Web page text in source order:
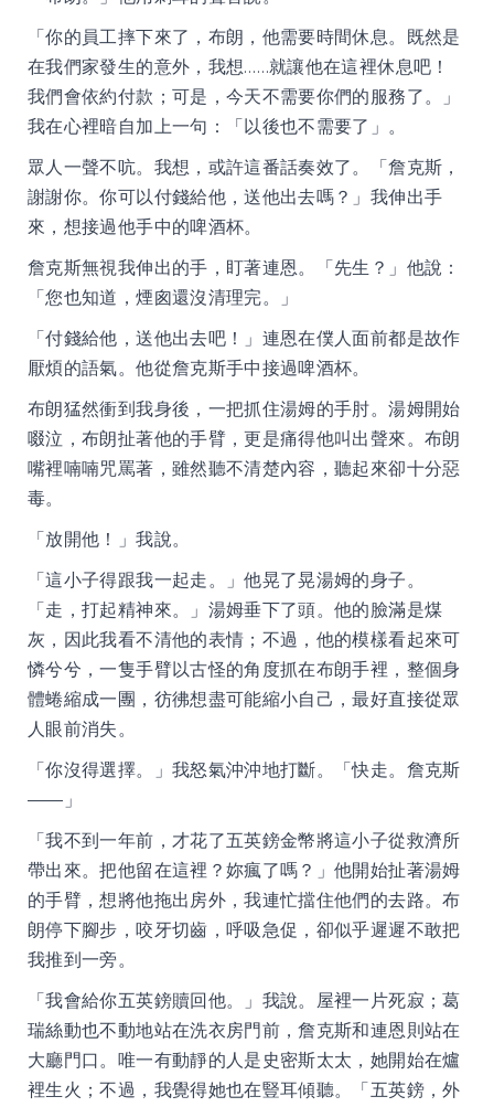
「你的員工摔下來了，布朗，他需要時間休息。既然是
在我們家發生的意外，我想……就讓他在這裡休息吧！
我們會依約付款；可是，今天不需要你們的服務了。」
我在心裡暗自加上一句：「以後也不需要了」。
眾人一聲不吭。我想，或許這番話奏效了。「詹克斯，
謝謝你。你可以付錢給他，送他出去嗎？」我伸出手
來，想接過他手中的啤酒杯。
詹克斯無視我伸出的手，盯著連恩。「先生？」他說：
「您也知道，煙囪還沒清理完。」
「付錢給他，送他出去吧！」連恩在僕人面前都是故作
厭煩的語氣。他從詹克斯手中接過啤酒杯。
布朗猛然衝到我身後，一把抓住湯姆的手肘。湯姆開始
啜泣，布朗扯著他的手臂，更是痛得他叫出聲來。布朗
嘴裡喃喃咒罵著，雖然聽不清楚內容，聽起來卻十分惡
毒。
「放開他！」我說。
「這小子得跟我一起走。」他晃了晃湯姆的身子。
「走，打起精神來。」湯姆垂下了頭。他的臉滿是煤
灰，因此我看不清他的表情；不過，他的模樣看起來可
憐兮兮，一隻手臂以古怪的角度抓在布朗手裡，整個身
體蜷縮成一團，彷彿想盡可能縮小自己，最好直接從眾
人眼前消失。
「你沒得選擇。」我怒氣沖沖地打斷。「快走。詹克斯
——」
「我不到一年前，才花了五英鎊金幣將這小子從救濟所
帶出來。把他留在這裡？妳瘋了嗎？」他開始扯著湯姆
的手臂，想將他拖出房外，我連忙擋住他們的去路。布
朗停下腳步，咬牙切齒，呼吸急促，卻似乎遲遲不敢把
我推到一旁。
「我會給你五英鎊贖回他。」我說。屋裡一片死寂；葛
瑞絲動也不動地站在洗衣房門前，詹克斯和連恩則站在
大廳門口。唯一有動靜的人是史密斯太太，她開始在爐
裡生火；不過，我覺得她也在豎耳傾聽。「五英鎊，外